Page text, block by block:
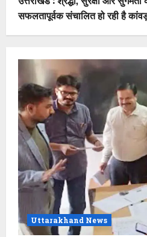
सफलतापूर्वक संचालित हो रही है
Uttarakhand News